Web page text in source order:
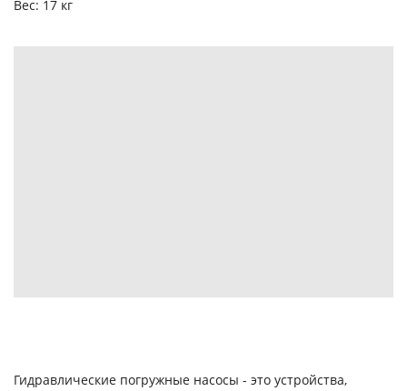
Вес: 17 кг
Гидравлические погружные насосы - это устройства,